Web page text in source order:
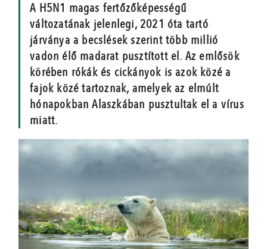
A H5N1 magas fertőzőképességű
változatának jelenlegi, 2021 óta tartó
járványa a becslések szerint több millió
vadon élő madarat pusztított el. Az emlősök
körében rókák és cickányok is azok közé a
fajok közé tartoznak, amelyek az elmúlt
hónapokban Alaszkában pusztultak el a vírus
miatt.